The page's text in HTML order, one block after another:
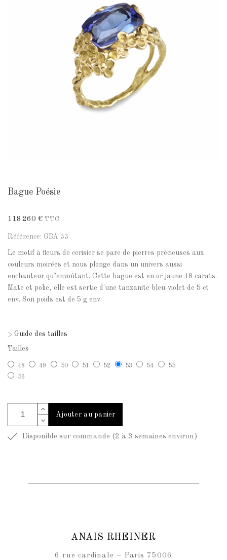
Bague Poésie
118 260 € TTC
Référence: GBA 33
Le motif à fleurs de cerisier se pare de pierres précieuses aux
couleurs moirées et nous plonge dans un univers aussi
enchanteur qu’envoûtant. Cette bague est en or jaune 18 carats.
Mate et polie, elle est sertie d'une tanzanite bleu-violet de 5 ct
env. Son poids est de 5 g env.
> Guide des tailles
Tailles
48 49 50 51 52 53 54
55
56
Ajouter au panier
Disponible sur commande (2 à 3 semaines environ)
ANAIS RHEINER
6 rue cardinale – Paris 75006